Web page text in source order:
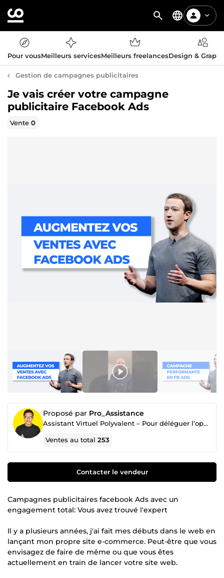
Pour vousMeilleurs servicesMeilleurs freelancesDesign &
Gestion de campagnes publicitaires
Je vais créer votre campagne
publicitaire Facebook Ads
Vente0
Proposé par Pro_Assistance
Assistant Virtuel Polyvalent – Pour déléguer l’opérationnel et gagner du temps au quotidien.
Ventes au total253
Contacter le vendeur
Campagnes publicitaires facebook Ads avec un
engagement total: Vous avez trouvé l'expert
Il y a plusieurs années, j'ai fait mes débuts dans le web en
lançant mon propre site e-commerce. Peut-être que vous
envisagez de faire de même ou que vous êtes
actuellement en train de lancer votre site web.